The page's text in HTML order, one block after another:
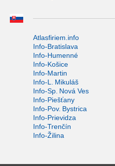
Atlasfiriem.info
Info-Bratislava
Info-Humenné
Info-Košice
Info-Martin
Info-L. Mikuláš
Info-Sp. Nová Ves
Info-Piešťany
Info-Pov. Bystrica
Info-Prievidza
Info-Trenčín
Info-Žilina